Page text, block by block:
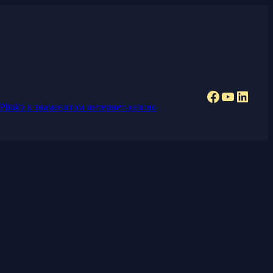
в знаменитом интернет-казино
Facebook
YouTube